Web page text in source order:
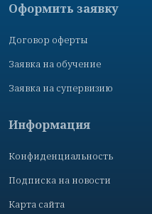
Оформить заявку
Договор оферты
Заявка на обучение
Заявка на супервизию
Информация
Конфиденциальность
Подписка на новости
Карта сайта